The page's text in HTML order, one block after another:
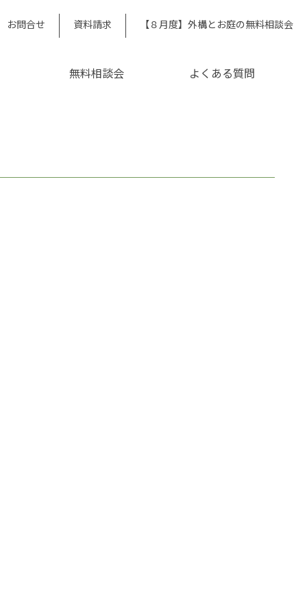
お問合せ 資料請求 【８月度】外構とお庭の無料相談会
無料相談会 よくある質問